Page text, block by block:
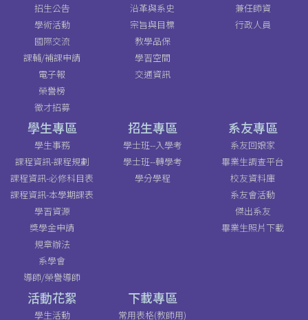
招生公告
學術活動
國際交流
課輔/補課申請
電子報
榮譽榜
徵才招募
沿革與系史
宗旨與目標
教學品保
學習空間
交通資訊
兼任師資
行政人員
學生專區
學生事務
課程資訊-課程規劃
課程資訊-必修科目表
課程資訊-本學期課表
學習資源
獎學金申請
規章辦法
系學會
導師/榮譽導師
招生專區
學士班--入學考
學士班--轉學考
學分學程
系友專區
系友回娘家
畢業生調查平台
校友資料庫
系友會活動
傑出系友
畢業生照片下載
活動花絮
學生活動
下載專區
常用表格(教師用)